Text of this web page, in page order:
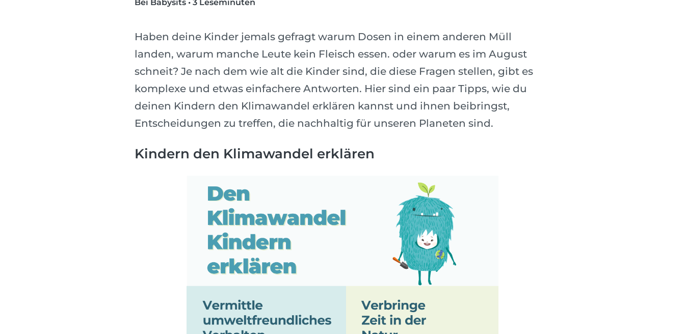
Bei Babysits • 3 Leseminuten
Haben deine Kinder jemals gefragt warum Dosen in einem anderen Müll
landen, warum manche Leute kein Fleisch essen. oder warum es im August
schneit? Je nach dem wie alt die Kinder sind, die diese Fragen stellen, gibt es
komplexe und etwas einfachere Antworten. Hier sind ein paar Tipps, wie du
deinen Kindern den Klimawandel erklären kannst und ihnen beibringst,
Entscheidungen zu treffen, die nachhaltig für unseren Planeten sind.
Kindern den Klimawandel erklären